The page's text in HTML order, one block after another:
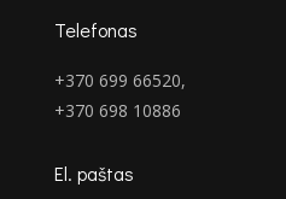
Telefonas
+370 699 66520,
+370 698 10886
El. paštas